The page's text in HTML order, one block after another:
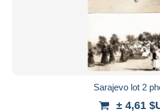
Appliquer
Sarajevo lot 2
± 4,61